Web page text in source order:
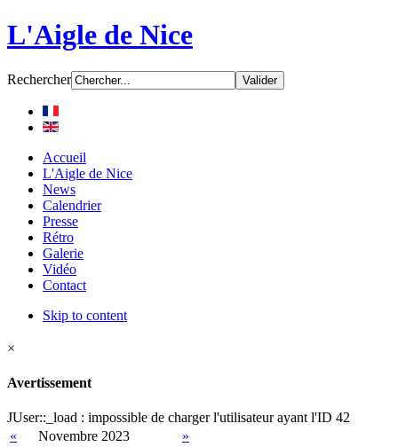
L'Aigle de Nice
Rechercher
Accueil
L'Aigle de Nice
News
Calendrier
Presse
Rétro
Galerie
Vidéo
Contact
Skip to content
×
Avertissement
JUser::_load : impossible de charger l'utilisateur ayant l'ID 42
«
Novembre 2023
»